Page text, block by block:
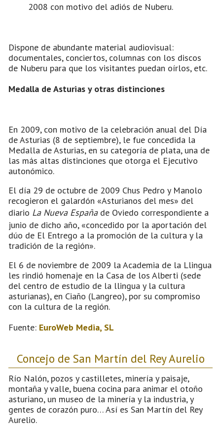
2008 con motivo del adiós de Nuberu.
Dispone de abundante material audiovisual:
documentales, conciertos, columnas con los discos
de Nuberu para que los visitantes puedan oírlos, etc.
Medalla de Asturias y otras distinciones
En 2009, con motivo de la celebración anual del Día
de Asturias (8 de septiembre), le fue concedida la
Medalla de Asturias, en su categoría de plata, una de
las más altas distinciones que otorga el Ejecutivo
autonómico.
El día 29 de octubre de 2009 Chus Pedro y Manolo
recogieron el galardón «Asturianos del mes» del
diario La Nueva Españade Oviedo correspondiente a
junio de dicho año, «concedido por la aportación del
dúo de El Entrego a la promoción de la cultura y la
tradición de la región».
El 6 de noviembre de 2009 la Academia de la Llingua
les rindió homenaje en la Casa de los Alberti (sede
del centro de estudio de la llingua y la cultura
asturianas), en Ciaño (Langreo), por su compromiso
con la cultura de la región.
Fuente: EuroWeb Media, SL
Concejo de San Martín del Rey Aurelio
Río Nalón, pozos y castilletes, minería y paisaje,
montaña y valle, buena cocina para animar el otoño
asturiano, un museo de la minería y la industria, y
gentes de corazón puro… Así es San Martín del Rey
Aurelio.